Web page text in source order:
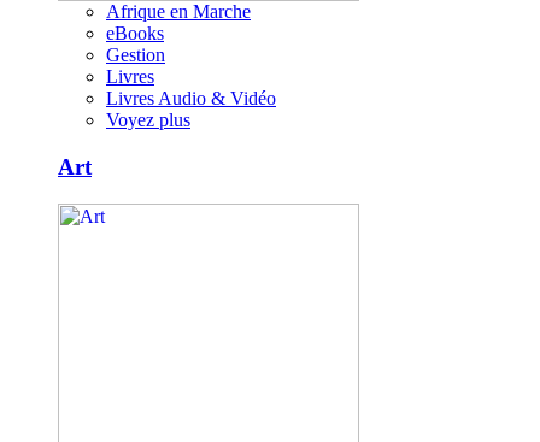
Afrique en Marche
eBooks
Gestion
Livres
Livres Audio & Vidéo
Voyez plus
Art